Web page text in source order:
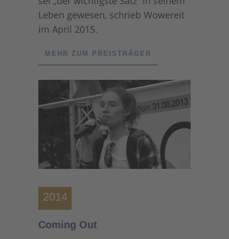
Leben gewesen, schrieb Wowereit
im April 2015.
MEHR ZUM PREISTRÄGER
2014
Coming Out